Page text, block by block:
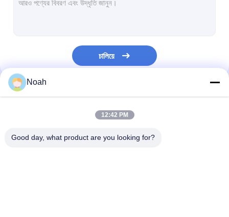
একক সাইড স্পট ওয়েল্ডিং মেশিন
সীম ওয়েল্ডিং মেশিন
চালিয়ে
আমাদের বিভাগসমূহ
Noah
12:42 PM
Good day, what product are you looking for?